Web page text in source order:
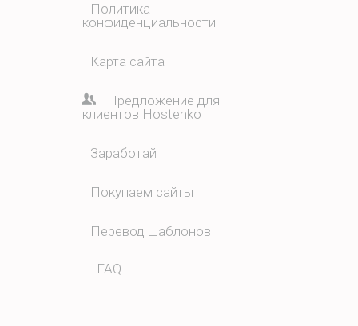
Политика
конфиденциальности
Карта сайта
Предложение для
клиентов Hostenko
Заработай
Покупаем сайты
Перевод шаблонов
FAQ